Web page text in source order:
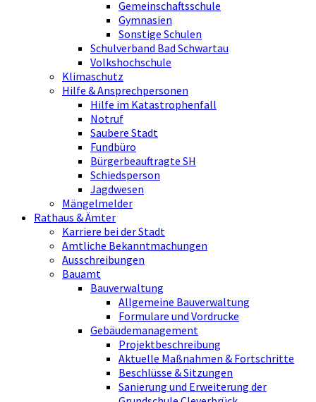
Gemeinschaftsschule
Gymnasien
Sonstige Schulen
Schulverband Bad Schwartau
Volkshochschule
Klimaschutz
Hilfe & Ansprechpersonen
Hilfe im Katastrophenfall
Notruf
Saubere Stadt
Fundbüro
Bürgerbeauftragte SH
Schiedsperson
Jagdwesen
Mängelmelder
Rathaus & Ämter
Karriere bei der Stadt
Amtliche Bekanntmachungen
Ausschreibungen
Bauamt
Bauverwaltung
Allgemeine Bauverwaltung
Formulare und Vordrucke
Gebäudemanagement
Projektbeschreibung
Aktuelle Maßnahmen & Fortschritte
Beschlüsse & Sitzungen
Sanierung und Erweiterung der